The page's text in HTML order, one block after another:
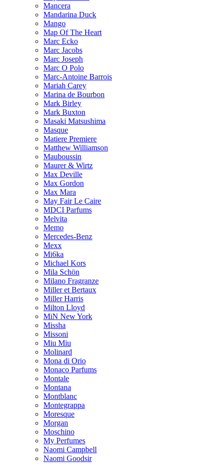
Mancera
Mandarina Duck
Mango
Map Of The Heart
Marc Ecko
Marc Jacobs
Marc Joseph
Marc O Polo
Marc-Antoine Barrois
Mariah Carey
Marina de Bourbon
Mark Birley
Mark Buxton
Masaki Matsushima
Masque
Matiere Premiere
Matthew Williamson
Mauboussin
Maurer & Wirtz
Max Deville
Max Gordon
Max Mara
May Fair Le Caire
MDCI Parfums
Melvita
Memo
Mercedes-Benz
Mexx
Mi6ka
Michael Kors
Mila Schön
Milano Fragranze
Miller et Bertaux
Miller Harris
Milton Lloyd
MiN New York
Missha
Missoni
Miu Miu
Molinard
Mona di Orio
Monaco Parfums
Montale
Montana
Montblanc
Montegrappa
Moresque
Morgan
Moschino
My Perfumes
Naomi Campbell
Naomi Goodsir